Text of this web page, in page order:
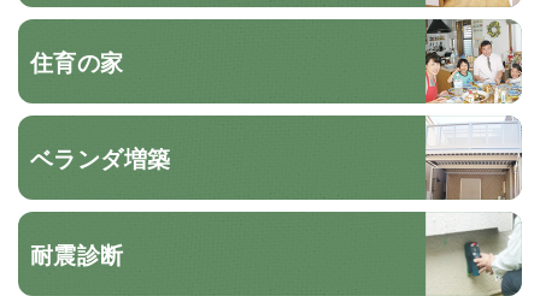
住育の家
ベランダ増築
耐震診断